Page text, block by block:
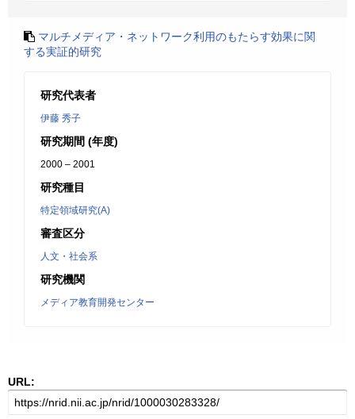
マルチメディア・ネットワーク利用のもたらす効果に関
する実証的研究
研究代表者
伊藤 秀子
研究期間 (年度)
2000 – 2001
研究種目
特定領域研究(A)
審査区分
人文・社会系
研究機関
メディア教育開発センター
URL: